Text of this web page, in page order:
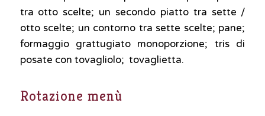
tra otto scelte; un secondo piatto tra sette /
otto scelte; un contorno tra sette scelte; pane;
formaggio grattugiato monoporzione; tris di
posate con tovagliolo; tovaglietta.
Rotazione menù